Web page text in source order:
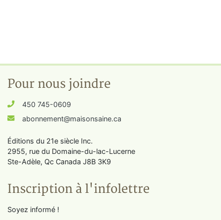
Pour nous joindre
450 745-0609
abonnement@maisonsaine.ca
Éditions du 21e siècle Inc.
2955, rue du Domaine-du-lac-Lucerne
Ste-Adèle, Qc Canada J8B 3K9
Inscription à l'infolettre
Soyez informé !